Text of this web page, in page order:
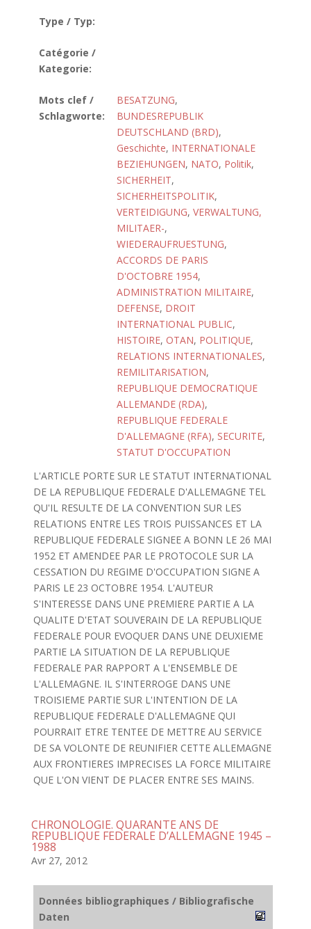
Type / Typ:
Catégorie /
Kategorie:
Mots clef /
Schlagworte:
BESATZUNG,
BUNDESREPUBLIK
DEUTSCHLAND (BRD),
Geschichte, INTERNATIONALE
BEZIEHUNGEN, NATO, Politik,
SICHERHEIT,
SICHERHEITSPOLITIK,
VERTEIDIGUNG, VERWALTUNG,
MILITAER-,
WIEDERAUFRUESTUNG,
ACCORDS DE PARIS
D'OCTOBRE 1954,
ADMINISTRATION MILITAIRE,
DEFENSE, DROIT
INTERNATIONAL PUBLIC,
HISTOIRE, OTAN, POLITIQUE,
RELATIONS INTERNATIONALES,
REMILITARISATION,
REPUBLIQUE DEMOCRATIQUE
ALLEMANDE (RDA),
REPUBLIQUE FEDERALE
D'ALLEMAGNE (RFA), SECURITE,
STATUT D'OCCUPATION
L'ARTICLE PORTE SUR LE STATUT INTERNATIONAL
DE LA REPUBLIQUE FEDERALE D'ALLEMAGNE TEL
QU'IL RESULTE DE LA CONVENTION SUR LES
RELATIONS ENTRE LES TROIS PUISSANCES ET LA
REPUBLIQUE FEDERALE SIGNEE A BONN LE 26 MAI
1952 ET AMENDEE PAR LE PROTOCOLE SUR LA
CESSATION DU REGIME D'OCCUPATION SIGNE A
PARIS LE 23 OCTOBRE 1954. L'AUTEUR
S'INTERESSE DANS UNE PREMIERE PARTIE A LA
QUALITE D'ETAT SOUVERAIN DE LA REPUBLIQUE
FEDERALE POUR EVOQUER DANS UNE DEUXIEME
PARTIE LA SITUATION DE LA REPUBLIQUE
FEDERALE PAR RAPPORT A L'ENSEMBLE DE
L'ALLEMAGNE. IL S'INTERROGE DANS UNE
TROISIEME PARTIE SUR L'INTENTION DE LA
REPUBLIQUE FEDERALE D'ALLEMAGNE QUI
POURRAIT ETRE TENTEE DE METTRE AU SERVICE
DE SA VOLONTE DE REUNIFIER CETTE ALLEMAGNE
AUX FRONTIERES IMPRECISES LA FORCE MILITAIRE
QUE L'ON VIENT DE PLACER ENTRE SES MAINS.
CHRONOLOGIE. QUARANTE ANS DE
REPUBLIQUE FEDERALE D’ALLEMAGNE 1945 –
1988
Avr 27, 2012
Données bibliographiques / Bibliografische
Daten